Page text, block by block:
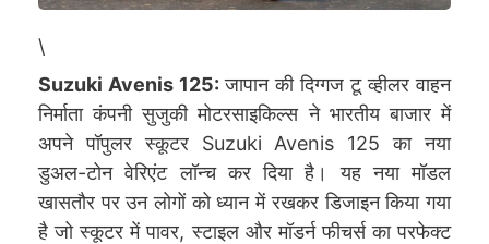
\
Suzuki Avenis 125:जापान की दिग्गज टू व्हीलर वाहन
निर्माता कंपनी सुजुकी मोटरसाइकिल्स ने भारतीय बाजार में
अपने पॉपुलर स्कूटर Suzuki Avenis 125 का नया
डुअल-टोन वेरिएंट लॉन्च कर दिया है। यह नया मॉडल
खासतौर पर उन लोगों को ध्यान में रखकर डिजाइन किया गया
है जो स्कूटर में पावर, स्टाइल और मॉडर्न फीचर्स का परफेक्ट